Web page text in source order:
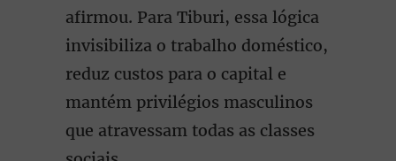
afirmou. Para Tiburi, essa lógica
invisibiliza o trabalho doméstico,
reduz custos para o capital e
mantém privilégios masculinos
que atravessam todas as classes